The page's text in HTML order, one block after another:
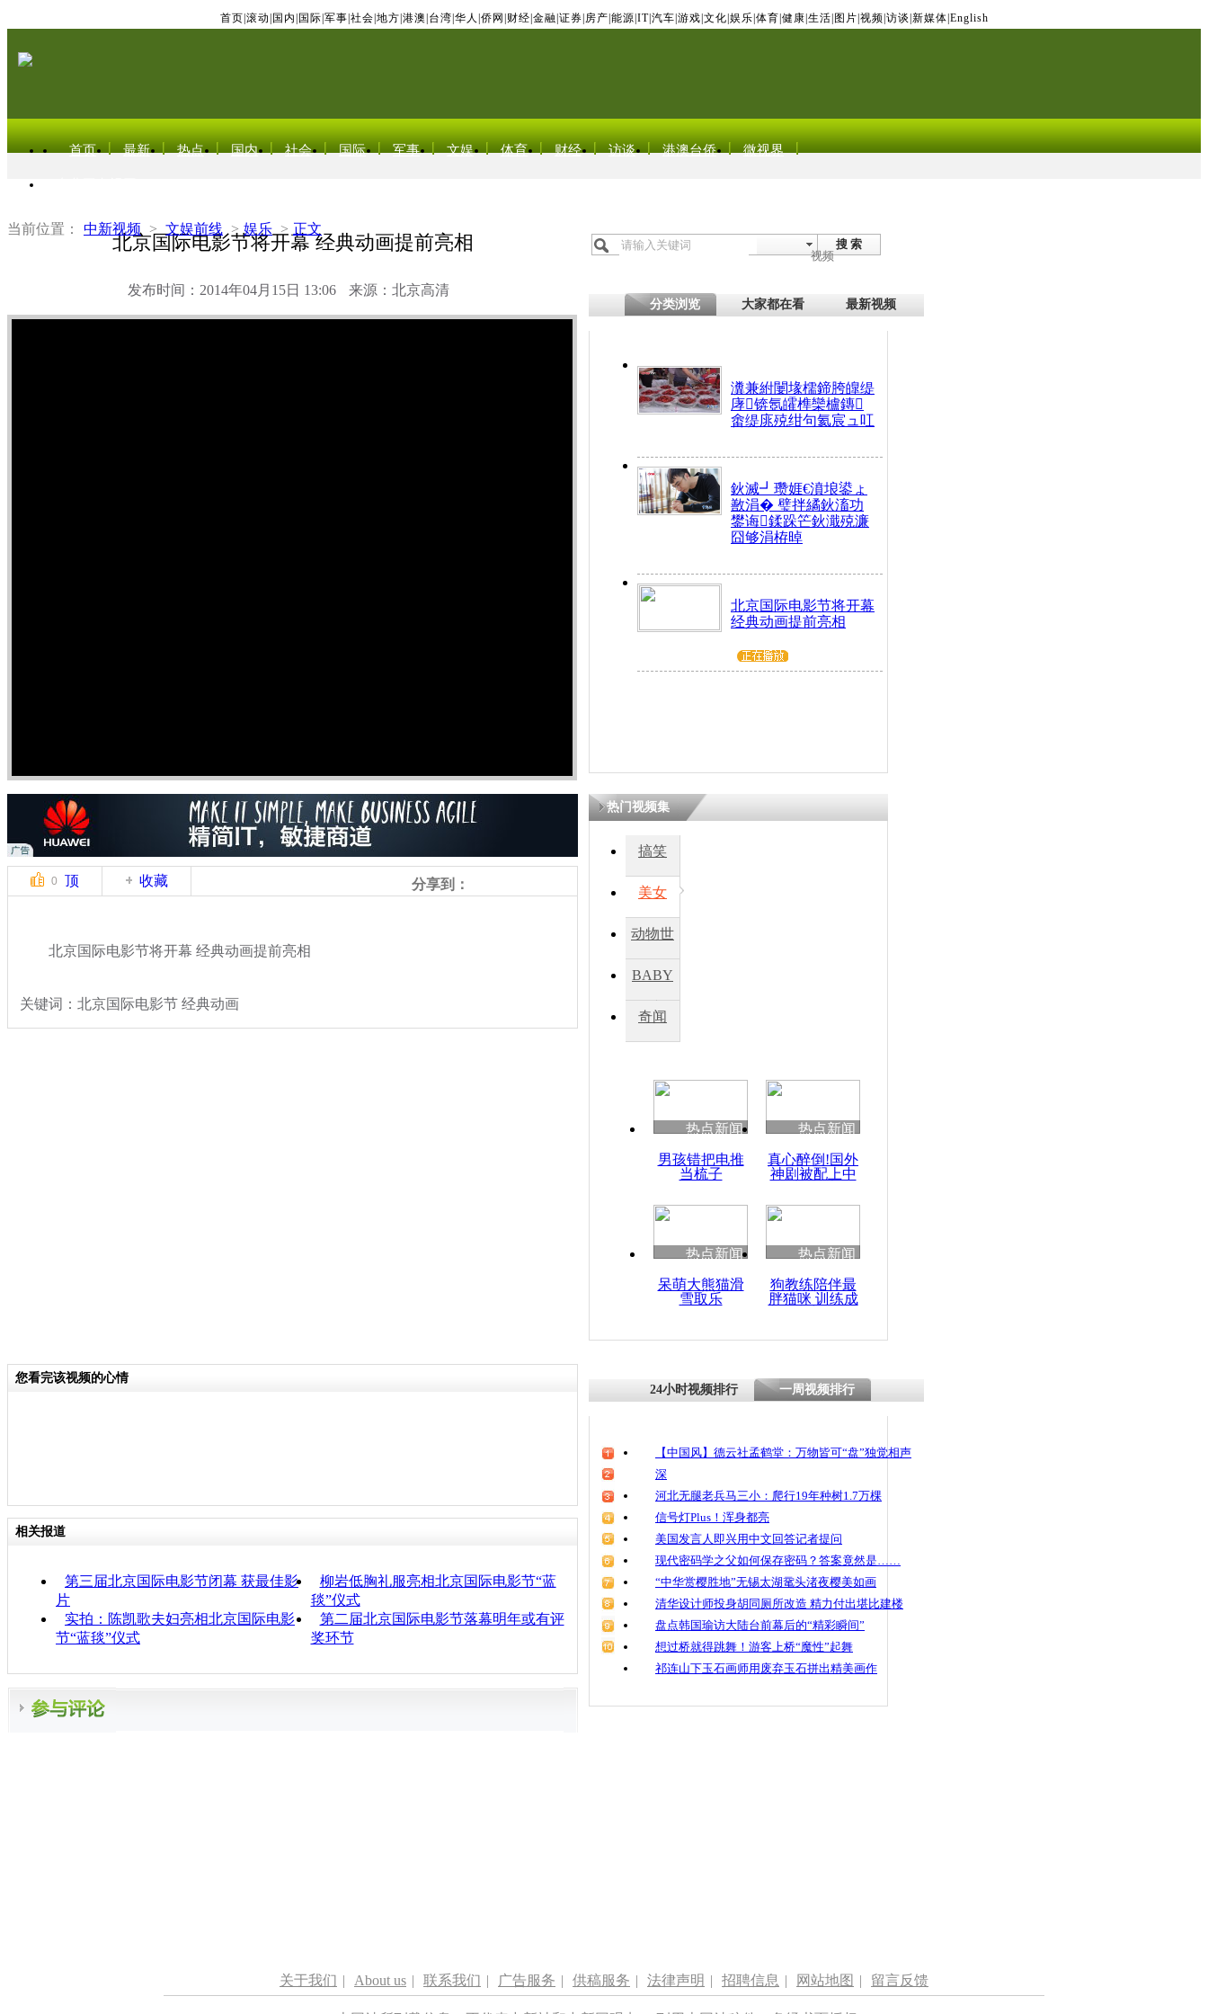
首页 滚动 国内 国际 军事 社会 地方 港澳 台湾 华人 侨网 财经 金融 证券 房产 能源 IT| 汽车 游戏 文化 娱乐 体育 健康 生活 图片 视频 访谈 新媒体 English
首页 最新 热点 国内 社会 国际 军事 文娱 体育 财经 访谈 港澳台侨 微视界
当前位置： 中新视频 > 文娱前线 > 娱乐 > 正文
北京国际电影节将开幕 经典动画提前亮相
发布时间：2014年04月15日 13:06 来源：北京高清
搜 索
视频
分类浏览 大家都在看 最新视频
瀵兼紨闄堟檽鍗胯皥缇
庨锛氬皬榫欒櫨鏄
畬缇庣殑绀句氦宸ュ叿
鈥滅┛瓒娾€濆埌鍙ょ
敾涓� 璧拌繘鈥滀功
鐢诲鍒跺笀鈥濈殑濂
囧够涓栫晫
北京国际电影节将开幕
经典动画提前亮相
0 顶 收藏 分享到：
北京国际电影节将开幕 经典动画提前亮相
关键词：北京国际电影节 经典动画
热门视频集
搞笑
美女
动物世
BABY
秀
奇闻
热点新闻
男孩错把电推
当梳子
热点新闻
真心醉倒!国外
神剧被配上中
热点新闻
呆萌大熊猫滑
雪取乐
热点新闻
狗教练陪伴最
胖猫咪 训练成
您看完该视频的心情
相关报道
第三届北京国际电影节闭幕 获最佳影
片
柳岩低胸礼服亮相北京国际电影节“蓝
毯”仪式
实拍：陈凯歌夫妇亮相北京国际电影
节“蓝毯”仪式
第二届北京国际电影节落幕明年或有评
奖环节
24小时视频排行 一周视频排行
【中国风】德云社孟鹤堂：万物皆可“盘”独觉相声
深
河北无腿老兵马三小：爬行19年种树1.7万棵
信号灯Plus！浑身都亮
美国发言人即兴用中文回答记者提问
现代密码学之父如何保存密码？答案竟然是……
“中华赏樱胜地”无锡太湖鼋头渚夜樱美如画
清华设计师投身胡同厕所改造 精力付出堪比建楼
盘点韩国瑜访大陆台前幕后的“精彩瞬间”
想过桥就得跳舞！游客上桥“魔性”起舞
祁连山下玉石画师用废弃玉石拼出精美画作
关于我们 | About us | 联系我们 | 广告服务 | 供稿服务 | 法律声明 | 招聘信息 | 网站地图 | 留言反馈